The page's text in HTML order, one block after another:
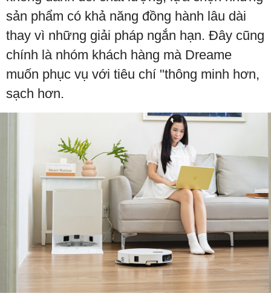
sản phẩm có khả năng đồng hành lâu dài
thay vì những giải pháp ngắn hạn. Đây cũng
chính là nhóm khách hàng mà Dreame
muốn phục vụ với tiêu chí "thông minh hơn,
sạch hơn.